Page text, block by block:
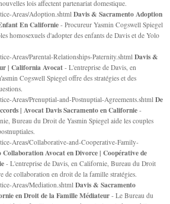
lois affectent partenariat domestique.
Areas/Adoption.shtmlDavis & Sacramento Adoption
En Californie - Procureur Yasmin Cogswell Spiegel
homosexuels d'adopter des enfants de Davis et de Yolo
Areas/Parental-Relationships-Paternity.shtmlDavis &
| California Avocat - L'entreprise de Davis, en
Cogswell Spiegel offre des stratégies et des
Areas/Prenuptial-and-Postnuptial-Agreements.shtmlDe
| Avocat Davis Sacramento en Californie -
Bureau du Droit de Yasmin Spiegel aide les couples
Areas/Collaborative-and-Cooperative-Family-
Avocat en Divorce | Coopérative de
- L'entreprise de Davis, en Californie, Bureau du Droit
de collaboration en droit de la famille stratégies.
Areas/Mediation.shtmlDavis & Sacramento
en Droit de la Famille Médiateur - Le Bureau du